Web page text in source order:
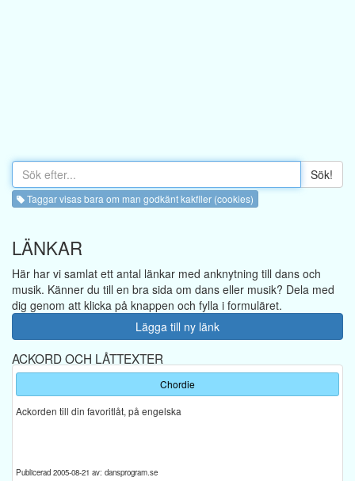
Sök!
Taggar visas bara om man godkänt kakfiler (cookies)
LÄNKAR
Här har vi samlat ett antal länkar med anknytning till dans och
musik. Känner du till en bra sida om dans eller musik? Dela med
dig genom att klicka på knappen och fylla i formuläret.
Lägga till ny länk
ACKORD OCH LÅTTEXTER
Chordie
Ackorden till din favoritlåt, på engelska
Publicerad 2005-08-21 av: dansprogram.se